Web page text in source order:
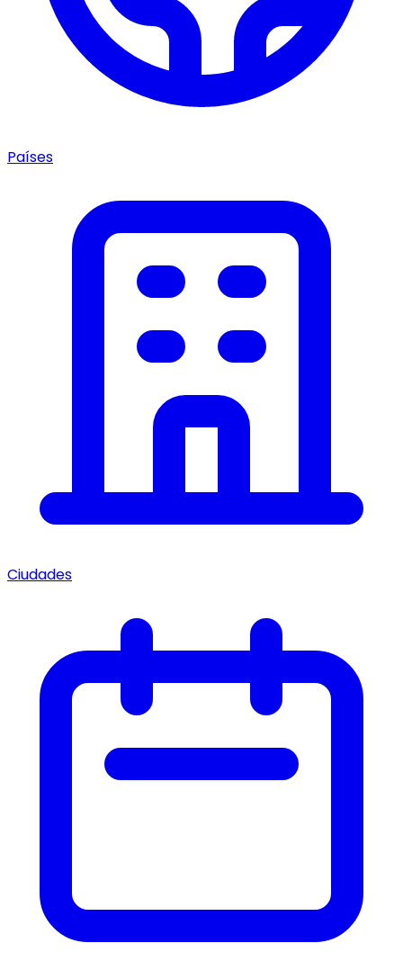
Países
Ciudades